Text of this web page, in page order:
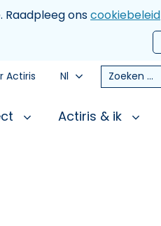
onscookiebeleid
Actiris Nl Zoeken
Actiris & ik